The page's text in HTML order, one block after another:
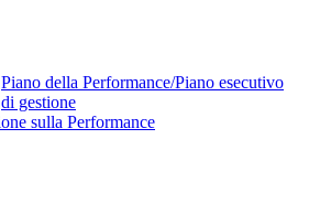
Piano della Performance/Piano esecutivo
di gestione
sulla Performance